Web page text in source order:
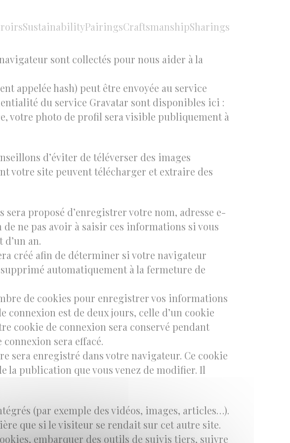
SustainabilityPairingsCraftsmanshipSharings
inscrites dans le formulaire de
sont collectés pour nous aider à la
appelée hash) peut être envoyée au service
du service Gravatar sont disponibles ici :
votre photo de profil sera visible publiquement à
d’éviter de téléverser des images
votre site peuvent télécharger et extraire des
proposé d’enregistrer votre nom, adresse e-
ne pas avoir à saisir ces informations si vous
an.
créé afin de déterminer si votre navigateur
automatiquement à la fermeture de
de cookies pour enregistrer vos informations
connexion est de deux jours, celle d’un cookie
cookie de connexion sera conservé pendant
sera effacé.
enregistré dans votre navigateur. Ce cookie
la publication que vous venez de modifier. Il
(par exemple des vidéos, images, articles…).
que si le visiteur se rendait sur cet autre site.
embarquer des outils de suivis tiers, suivre